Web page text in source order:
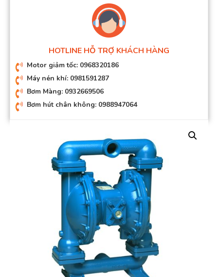
HOTLINE HỖ TRỢ KHÁCH HÀNG
Motor giảm tốc: 0968320186
Máy nén khí: 0981591287
Bơm Màng: 0932669506
Bơm hút chân không: 0988947064